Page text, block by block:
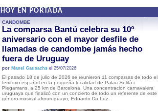
HOY EN PORTADA
CANDOMBE
La comparsa Bantú celebra su 10º
aniversario con el mayor desfile de
llamadas de candombe jamás hecho
fuera de Uruguay
por Manel Gausachsel 25/07/2026
El pasado 18 de julio de 2026 se reunieron 11 comparsas de todo el
territorio español en la pequeña localidad de Palau-Solità i
Plegamans, a 25 km de Barcelona. Una concentración carnavalera
uruguaya que finalizó con un concierto de todo un referente de este
género musical afrouruguayo, Eduardo Da Luz.